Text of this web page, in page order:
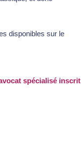
disponibles sur le
spécialisé inscrit